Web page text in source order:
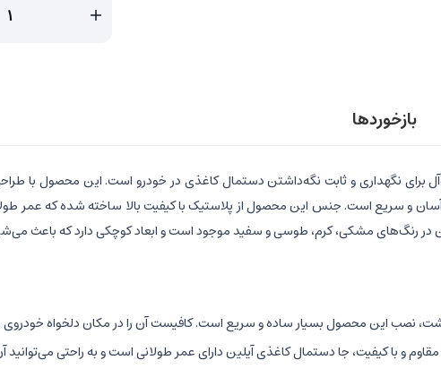
بازخوردها
برای نگهداری و ثابت نگه‌داشتن دستمال کاغذی در خودرو است. این محصول با
و سریع است. جنس این محصول از پلاستیک با کیفیت بالا ساخته شده که
رنگ‌های مشکی، کرم، طوسی و سفید موجود است و ابعاد کوچکی دارد که باعث
نصب این محصول بسیار ساده و سریع است. کافیست آن را در مکان دلخواه خودروی
و با کیفیت، جا دستمال کاغذی آیلین دارای عمر طولانی است و به راحتی می‌توانید